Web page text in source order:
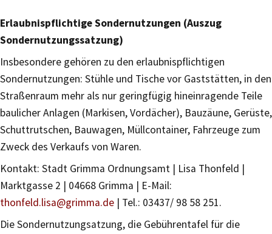
Erlaubnispflichtige Sondernutzungen (Auszug
Sondernutzungssatzung)
Insbesondere gehören zu den erlaubnispflichtigen
Sondernutzungen: Stühle und Tische vor Gaststätten, in den
Straßenraum mehr als nur geringfügig hineinragende Teile
baulicher Anlagen (Markisen, Vordächer), Bauzäune, Gerüste,
Schuttrutschen, Bauwagen, Müllcontainer, Fahrzeuge zum
Zweck des Verkaufs von Waren.
Kontakt: Stadt Grimma Ordnungsamt | Lisa Thonfeld |
Marktgasse 2 | 04668 Grimma | E-Mail:
thonfeld.lisa@grimma.de | Tel.: 03437/ 98 58 251.
Die Sondernutzungsatzung, die Gebührentafel für die